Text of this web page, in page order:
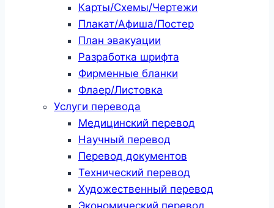
Карты/Схемы/Чертежи
Плакат/Афиша/Постер
План эвакуации
Разработка шрифта
Фирменные бланки
Флаер/Листовка
Услуги перевода
Медицинский перевод
Научный перевод
Перевод документов
Технический перевод
Художественный перевод
Экономический перевод